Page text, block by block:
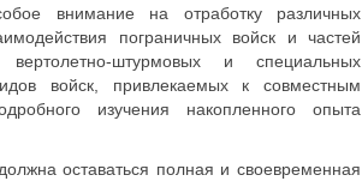
внимание на отработку различных
пограничных войск и частей
штурмовых и специальных
войск, привлекаемых к совместным
изучения накопленного опыта
оставаться полная и своевременная